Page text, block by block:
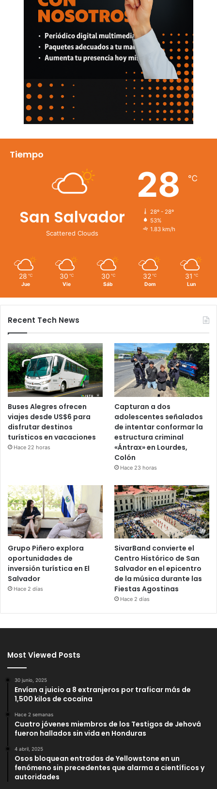
Tiempo
San Salvador
Scattered Clouds
28 ℃
28º - 28º
53%
1.83 km/h
28 ℃
Jue
30 ℃
Vie
30 ℃
Sáb
32 ℃
Dom
31 ℃
Lun
Recent Tech News
Buses Alegres ofrecen
viajes desde US$6 para
disfrutar destinos
turísticos en vacaciones
Hace 22 horas
Capturan a dos
adolescentes señalados
de intentar conformar la
estructura criminal
«Ántrax» en Lourdes,
Colón
Hace 23 horas
Grupo Piñero explora
oportunidades de
inversión turística en El
Salvador
Hace 2 días
SivarBand convierte el
Centro Histórico de San
Salvador en el epicentro
de la música durante las
Fiestas Agostinas
Hace 2 días
Most Viewed Posts
30 junio, 2025
Envían a juicio a 8 extranjeros por traficar más de
1,500 kilos de cocaína
Hace 2 semanas
Cuatro jóvenes miembros de los Testigos de Jehová
fueron hallados sin vida en Honduras
4 abril, 2025
Osos bloquean entradas de Yellowstone en un
fenómeno sin precedentes que alarma a científicos y
autoridades